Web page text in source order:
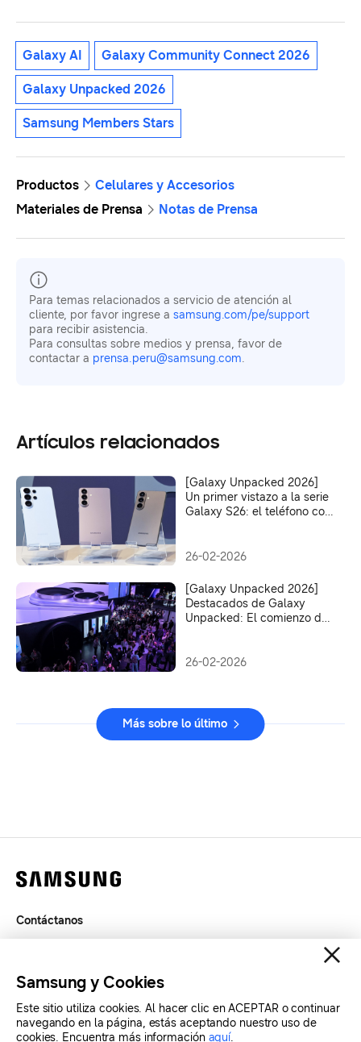
Galaxy AI Galaxy Community Connect 2026
Galaxy Unpacked 2026
Samsung Members Stars
Productos
Celulares y Accesorios
Materiales de Prensa
Notas de Prensa
Para temas relacionados a servicio de atención al
cliente, por favor ingrese a samsung.com/pe/support
para recibir asistencia.
Para consultas sobre medios y prensa, favor de
contactar a prensa.peru@samsung.com.
Artículos relacionados
[Galaxy Unpacked 2026]
Un primer vistazo a la serie
Galaxy S26: el teléfono con
26-02-2026
[Galaxy Unpacked 2026]
Destacados de Galaxy
Unpacked: El comienzo de
26-02-2026
Más sobre lo último
Contáctanos
SAMSUNG.COM
Copyright© SAMSUNG Todos los derechos reservados.
Samsung y Cookies
Este sitio utiliza cookies. Al hacer clic en ACEPTAR o continuar
navegando en la página, estás aceptando nuestro uso de
cookies. Encuentra más información aquí.